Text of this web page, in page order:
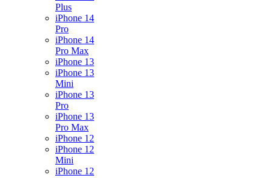
Plus
iPhone 14
Pro
iPhone 14
Pro Max
iPhone 13
iPhone 13
Mini
iPhone 13
Pro
iPhone 13
Pro Max
iPhone 12
iPhone 12
Mini
iPhone 12